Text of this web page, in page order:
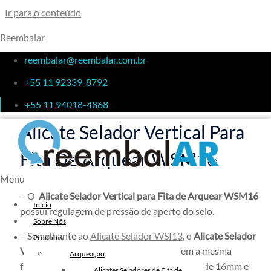
Ir para o conteúdo
Reembalar
reembalar@reembalar.com.br
+55 11 92339-8792
+55 11 94018-4868
Menu
Inicio
Sobre Nós
Produtos
Arqueação
Alicate Selador Vertical Para
Fita De Arquear WSM16
Alicate Selador Vertical Para
Fita De Arquear WSM16
– O Alicate Selador Vertical para Fita de Arquear WSM16
possui regulagem de pressão de aperto do selo.
– Semelhante ao Alicate Selador WSI13, o Alicate Selador
Vertical para Fita de Arquear WSM16
tem a mesma
funcionalidade porém é destinado para fitas de 16mm e